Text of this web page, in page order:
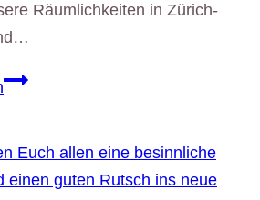
Räumlichkeiten in Zürich-
Wir
Verstärkung
eine